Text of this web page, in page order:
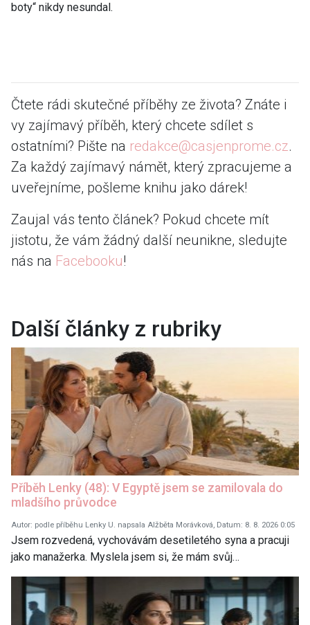
boty“ nikdy nesundal.
Čtete rádi skutečné příběhy ze života? Znáte i
vy zajímavý příběh, který chcete sdílet s
ostatními? Pište na redakce@casjenprome.cz.
Za každý zajímavý námět, který zpracujeme a
uveřejníme, pošleme knihu jako dárek!
Zaujal vás tento článek? Pokud chcete mít
jistotu, že vám žádný další neunikne, sledujte
nás na Facebooku!
Další články z rubriky
Příběh Lenky (48): V Egyptě jsem se zamilovala do
mladšího průvodce
Autor: podle příběhu Lenky U. napsala Alžběta Morávková, Datum: 8. 8. 2026 0:05
Jsem rozvedená, vychovávám desetiletého syna a pracuji
jako manažerka. Myslela jsem si, že mám svůj…